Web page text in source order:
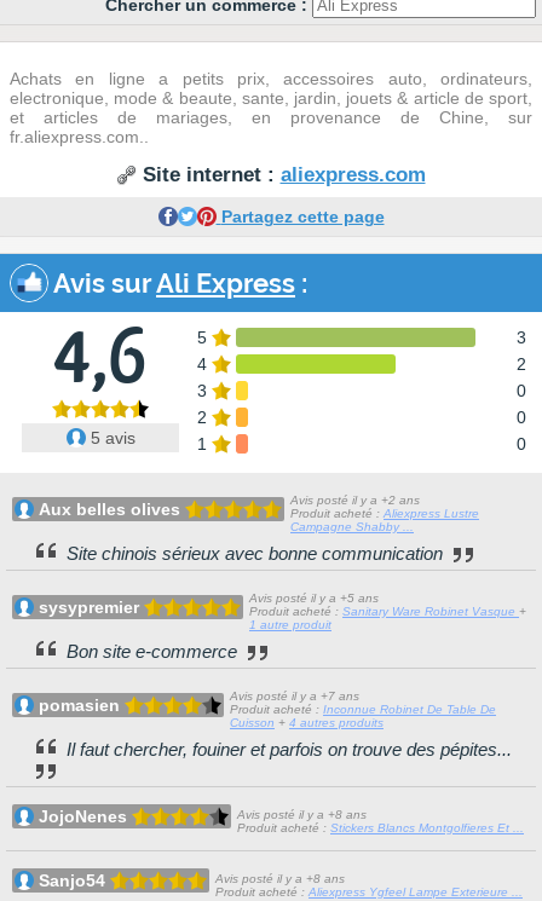
Chercher un commerce :
Achats en ligne a petits prix, accessoires auto, ordinateurs,
electronique, mode & beaute, sante, jardin, jouets & article de sport,
et articles de mariages, en provenance de Chine, sur
fr.aliexpress.com..
Site internet : aliexpress.com
Partagez cette page
Avis surAli Express :
4,6
5 avis
5
3
4
2
3
0
2
0
1
0
Aux belles olives
Avis posté il y a +2 ans
Produit acheté : Aliexpress Lustre
Campagne Shabby ...
Site chinois sérieux avec bonne communication
sysypremier
Avis posté il y a +5 ans
Produit acheté : Sanitary Ware Robinet Vasque +
1 autre produit
Bon site e-commerce
pomasien
Avis posté il y a +7 ans
Produit acheté : Inconnue Robinet De Table De
Cuisson + 4 autres produits
Il faut chercher, fouiner et parfois on trouve des pépites...
JojoNenes
Avis posté il y a +8 ans
Produit acheté : Stickers Blancs Montgolfieres Et ...
Sanjo54
Avis posté il y a +8 ans
Produit acheté : Aliexpress Ygfeel Lampe Exterieure ...